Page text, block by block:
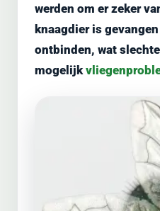
werden om er zeker
knaagdier is
ontbinden, wat
mogelijk